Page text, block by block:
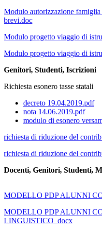
Modulo autorizzazione
brevi.doc
Modulo progetto viaggio di
Modulo progetto viaggio di
Genitori, Studenti, Iscrizioni
Richiesta esonero tasse statali
decreto 19.04.2019.pdf
nota 14.06.2019.pdf
modulo di esonero
richiesta di riduzione del
richiesta di riduzione del
Docenti, Genitori, Studenti,
MODELLO PDP ALUNNI
MODELLO PDP ALUNNI
LINGUISTICO_docx